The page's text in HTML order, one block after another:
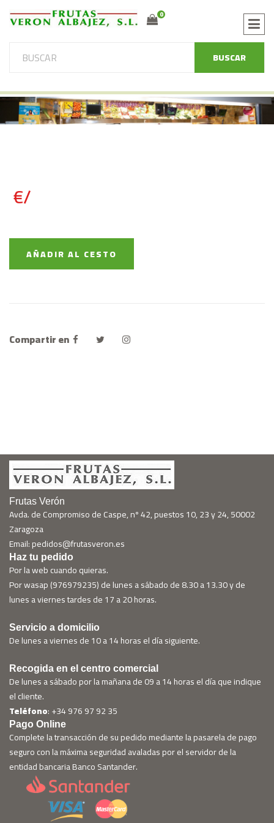
0
BUSCAR
€/
AÑADIR AL CESTO
Compartir en
Frutas Verón
Avda. de Compromiso de Caspe, nº 42, puestos 10, 23 y 24, 50002
Zaragoza
Email: pedidos@frutasveron.es
Haz tu pedido
Por la web cuando quieras.
Por wasap (976979235) de lunes a sábado de 8.30 a 13.30 y de
lunes a viernes tardes de 17 a 20 horas.
Servicio a domicilio
De lunes a viernes de 10 a 14 horas el día siguiente.
Recogida en el centro comercial
De lunes a sábado por la mañana de 09 a 14 horas el día que indique
el cliente.
Teléfono: +34 976 97 92 35
Pago Online
Complete la transacción de su pedido mediante la pasarela de pago
seguro con la máxima seguridad avaladas por el servidor de la
entidad bancaria Banco Santander.